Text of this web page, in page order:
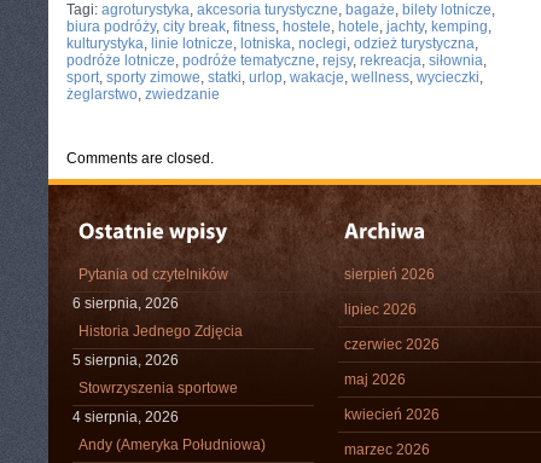
Tagi: agroturystyka, akcesoria turystyczne, bagaże, bilety lotnicze,
biura podróży, city break, fitness, hostele, hotele, jachty, kemping,
kulturystyka, linie lotnicze, lotniska, noclegi, odzież turystyczna,
podróże lotnicze, podróże tematyczne, rejsy, rekreacja, siłownia,
sport, sporty zimowe, statki, urlop, wakacje, wellness, wycieczki,
żeglarstwo, zwiedzanie
Comments are closed.
Pytania od czytelników
6 sierpnia, 2026
Historia Jednego Zdjęcia
5 sierpnia, 2026
Stowrzyszenia sportowe
4 sierpnia, 2026
Andy (Ameryka Południowa)
sierpień 2026
lipiec 2026
czerwiec 2026
maj 2026
kwiecień 2026
marzec 2026